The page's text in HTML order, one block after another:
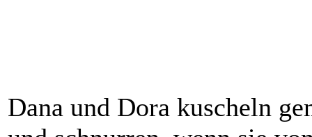
Dana und Dora kuscheln